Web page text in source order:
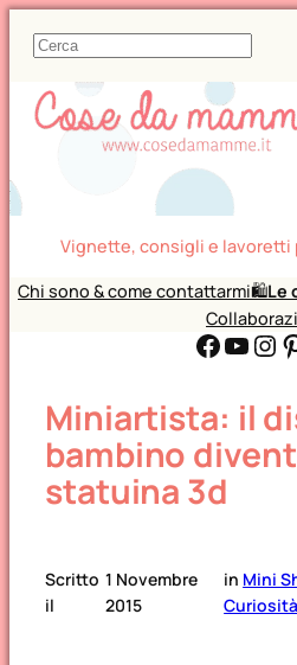
C
r
c
Vignette, consigli e lavoretti
Chi sono & come contattarmi🛍️Le
Facebook YouTube Instagram Pinterest
Miniartista: il
bambino
statuina 3d
Scritto
il
1 Novembre
2015
in Mini
Curiosità